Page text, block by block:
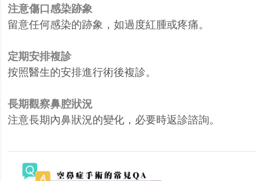
注意傷口感染跡象
留意任何感染的跡象，如過度紅腫或疼痛。
定期安排複診
按照醫生的安排進行術後複診。
長期觀察鼻腔狀況
注意長期內鼻狀況的變化，必要時返診諮詢。